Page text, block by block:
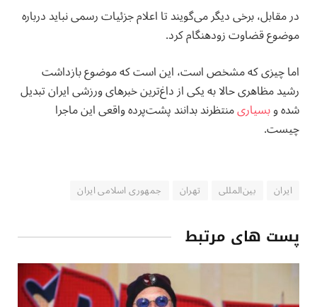
در مقابل، برخی دیگر می‌گویند تا اعلام جزئیات رسمی نباید درباره
موضوع قضاوت زودهنگام کرد.
اما چیزی که مشخص است، این است که موضوع بازداشت
رشید مظاهری حالا به یکی از داغ‌ترین خبرهای ورزشی ایران تبدیل
شده وبسیاریمنتظرند بدانند پشت‌پرده واقعی این ماجرا
چیست.
ایران بین‌المللی تهران جمهوری اسلامی ایران
پست های مرتبط